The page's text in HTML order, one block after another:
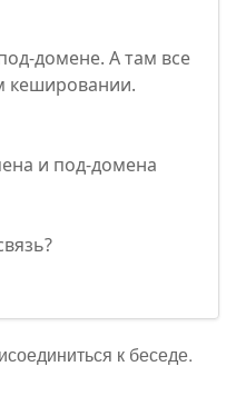
домене. А там все
кешировании.
и под-домена
к беседе.